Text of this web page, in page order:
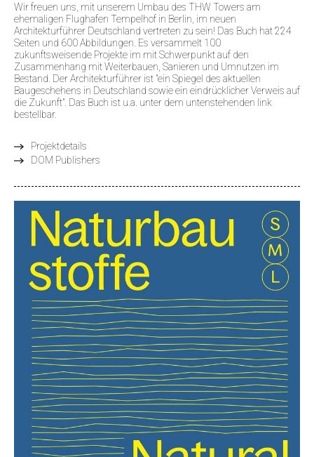
Wir freuen uns, mit unserem Umbau des THW Towers am
ehemaligen Flughafen Tempelhof in Berlin, im neuen
Architekturführer Deutschland vertreten zu sein! Das Buch hat 224
Seiten und 600 Abbildungen. Es versammelt 100
zukunftsweisende Projekte im mit Schwerpunkt auf den
Zusammenhang mit Weiterbauen, Sanieren und Umnutzen im
Bestand. Der Architekturführer ist "ein Spiegel des aktuellen
Baugeschehens in Deutschland sowie ein eindrücklicher Verweis auf
die Zukunft". Das Buch ist u.a. unter dem untenstehenden link
bestellbar.
Projektdetails
DOM Publishers